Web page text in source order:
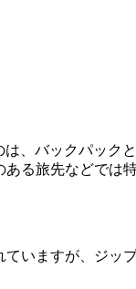
、バックパック
る旅先などでは
いますが、ジ